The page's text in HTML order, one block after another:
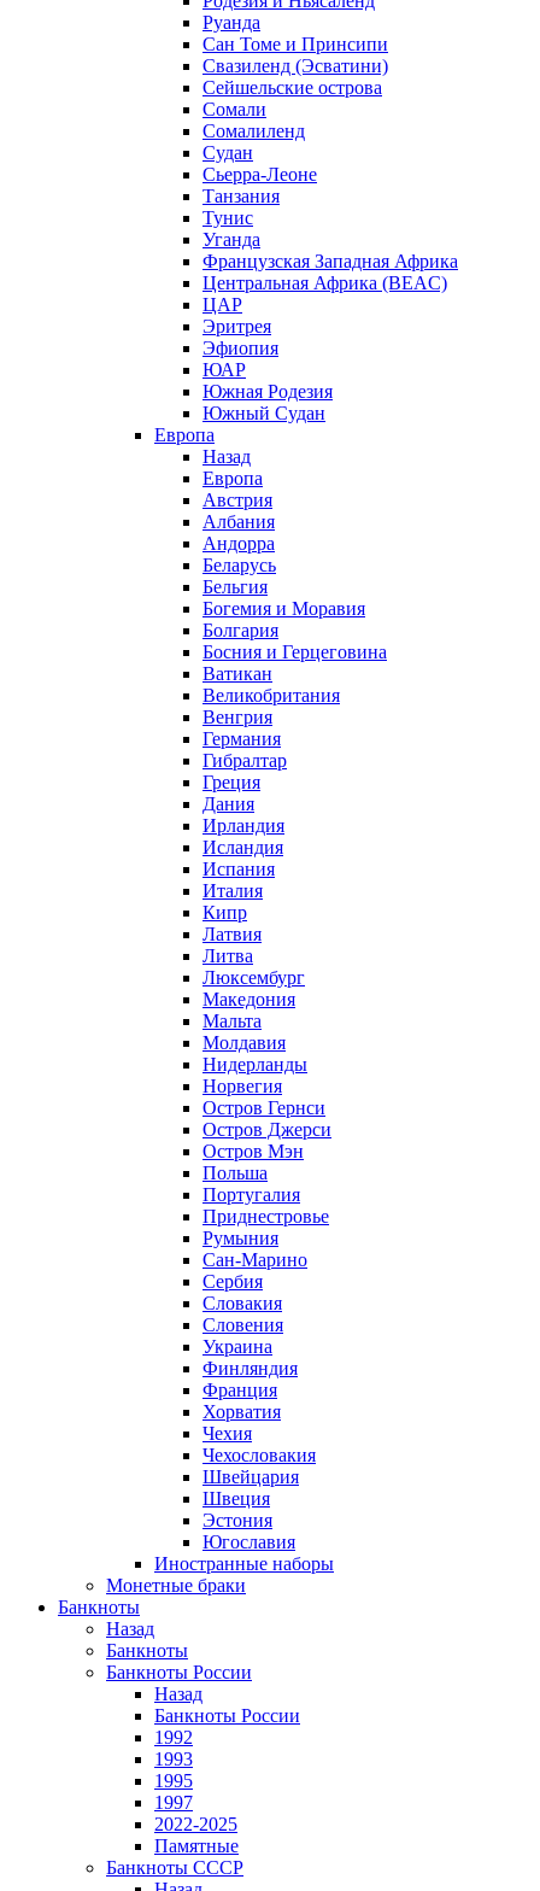
Руанда
Сан Томе и Принсипи
Свазиленд (Эсватини)
Сейшельские острова
Сомали
Сомалиленд
Судан
Сьерра-Леоне
Танзания
Тунис
Уганда
Французская Западная Африка
Центральная Африка (BEAC)
ЦАР
Эритрея
Эфиопия
ЮАР
Южная Родезия
Южный Судан
Европа
Назад
Европа
Австрия
Албания
Андорра
Беларусь
Бельгия
Богемия и Моравия
Болгария
Босния и Герцеговина
Ватикан
Великобритания
Венгрия
Германия
Гибралтар
Греция
Дания
Ирландия
Исландия
Испания
Италия
Кипр
Латвия
Литва
Люксембург
Македония
Мальта
Молдавия
Нидерланды
Норвегия
Остров Гернси
Остров Джерси
Остров Мэн
Польша
Португалия
Приднестровье
Румыния
Сан-Марино
Сербия
Словакия
Словения
Украина
Финляндия
Франция
Хорватия
Чехия
Чехословакия
Швейцария
Швеция
Эстония
Югославия
Иностранные наборы
Монетные браки
Банкноты
Назад
Банкноты
Банкноты России
Назад
Банкноты России
1992
1993
1995
1997
2022-2025
Памятные
Банкноты СССР